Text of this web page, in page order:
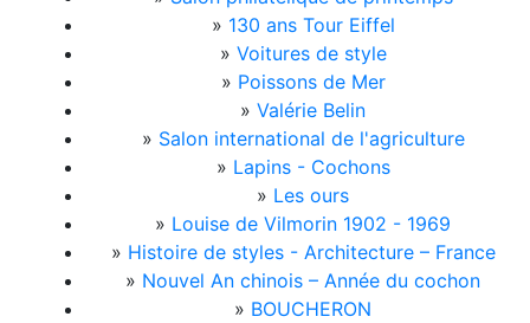
» 130 ans Tour Eiffel
» Voitures de style
» Poissons de Mer
» Valérie Belin
» Salon international de l'agriculture
» Lapins - Cochons
» Les ours
» Louise de Vilmorin 1902 - 1969
» Histoire de styles - Architecture – France
» Nouvel An chinois – Année du cochon
» BOUCHERON